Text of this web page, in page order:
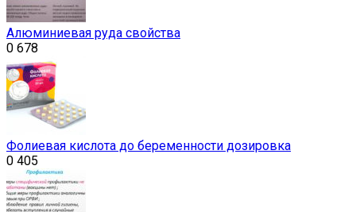
Алюминиевая руда свойства
0 678
Фолиевая кислота до беременности дозировка
0 405